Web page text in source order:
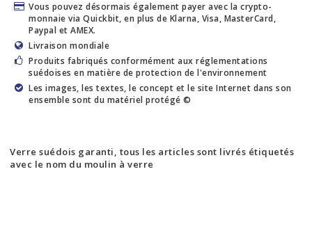
Vous pouvez désormais également payer avec la crypto-
monnaie via Quickbit, en plus de Klarna, Visa, MasterCard,
Paypal et AMEX.
Livraison mondiale
Produits fabriqués conformément aux réglementations
suédoises en matière de protection de l'environnement
Les images, les textes, le concept et le site Internet dans son
ensemble sont du matériel protégé ©
Verre suédois garanti, tous les articles sont livrés étiquetés
avec le nom du moulin à verre